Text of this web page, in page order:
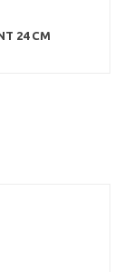
24 CM